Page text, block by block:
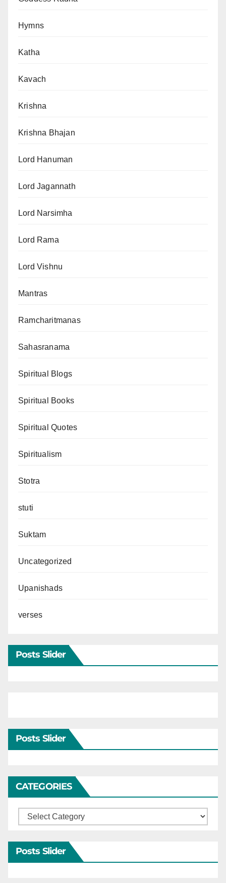
Hymns
Katha
Kavach
Krishna
Krishna Bhajan
Lord Hanuman
Lord Jagannath
Lord Narsimha
Lord Rama
Lord Vishnu
Mantras
Ramcharitmanas
Sahasranama
Spiritual Blogs
Spiritual Books
Spiritual Quotes
Spiritualism
Stotra
stuti
Suktam
Uncategorized
Upanishads
verses
Posts Slider
Posts Slider
CATEGORIES
Categories
Posts Slider